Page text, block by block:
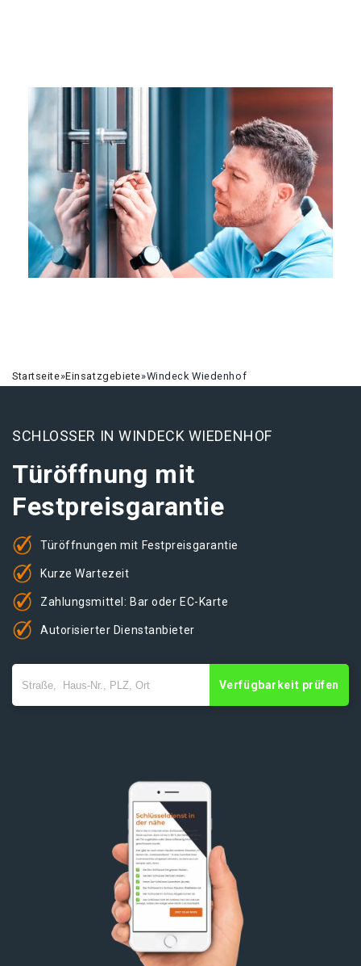
Startseite»Einsatzgebiete»Windeck Wiedenhof
SCHLOSSER IN WINDECK WIEDENHOF
Türöffnung mit
Festpreisgarantie
Türöffnungen mit Festpreisgarantie
Kurze Wartezeit
Zahlungsmittel: Bar oder EC-Karte
Autorisierter Dienstanbieter
Verfügbarkeit prüfen